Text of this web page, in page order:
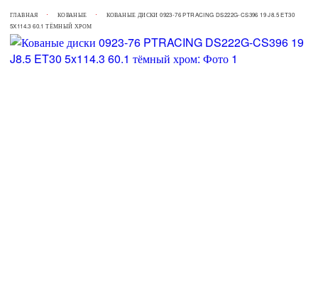
ГЛАВНАЯ КОВАНЫЕ
КОВАНЫЕ ДИСКИ 0923-76 PTRACING DS222G-CS396 19 J8.5 ET30
5X114.3 60.1 ТЁМНЫЙ ХРОМ